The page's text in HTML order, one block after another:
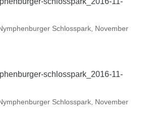
Schlosspark, November
Schlosspark, November